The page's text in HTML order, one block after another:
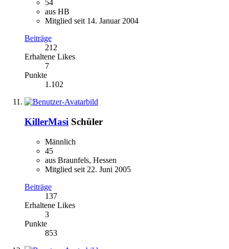
54
aus HB
Mitglied seit 14. Januar 2004
Beiträge
212
Erhaltene Likes
7
Punkte
1.102
KillerMasi Schüler
Männlich
45
aus Braunfels, Hessen
Mitglied seit 22. Juni 2005
Beiträge
137
Erhaltene Likes
3
Punkte
853